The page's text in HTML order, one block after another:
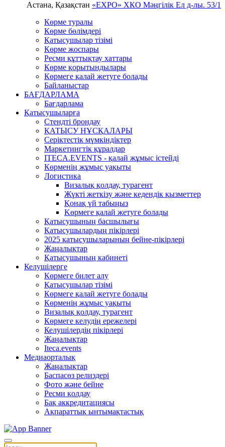
Астана, Қазақстан «EXPO» ХКО Мәңгілік Ел д-лы. 53/1
Көрме туралы
Көрме бөлімдері
Қатысушылар тізімі
Көрме жоспары
Ресми құттықтау хаттары
Көрме қорытындылары
Көрмеге қалай жетуге болады
Байланыстар
БАҒДАРЛАМА
Бағдарлама
Қатысушыларға
Стендті брондау
ҚАТЫСУ НҰСҚАЛАРЫ
Серіктестік мүмкіндіктер
Маркетингтік құралдар
ITECA.EVENTS - қалай жұмыс істейді
Көрменің жұмыс уақыты
Логистика
Визалық қолдау, турагент
Жүкті жеткізу және кедендік қызметтер
Қонақ үй табыңыз
Kөрмеге қалай жетуге болады
Қатысушының басшылығы
Қатысушылардың пікірлері
2025 қатысушыларының бейне-пікірлері
Жаңалықтар
Қатысушының кабинеті
Келушілерге
Көрмеге билет алу
Қатысушылар тізімі
Көрмеге қалай жетуге болады
Көрменің жұмыс уақыты
Визалық қолдау, турагент
Көрмеге келудің ережелері
Келушілердің пікірлері
Жаңалықтар
Iteca.events
Медиаорталық
Жаңалықтар
Баспасөз релиздері
Фото және бейне
Ресми қолдау
Бақ аккредитациясы
Ақпараттық ынтымақтастық